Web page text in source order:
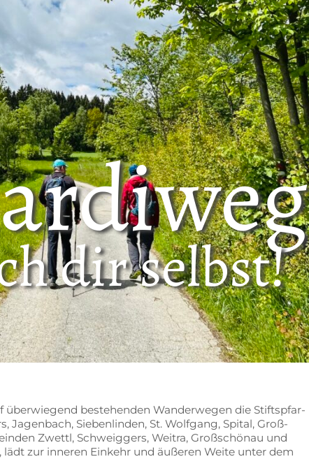
dir selbst!
über­wie­gend be­stehen­den Wan­der­we­gen die Stift­s­pfar­
Ja­gen­bach, Sie­ben­lin­den, St. Wolf­gang, Spi­tal, Groß­
Zwettl, Schweig­gers, Weit­ra, Groß­schön­au und
zur in­ne­ren Ein­kehr und äu­ße­ren Wei­te un­ter dem